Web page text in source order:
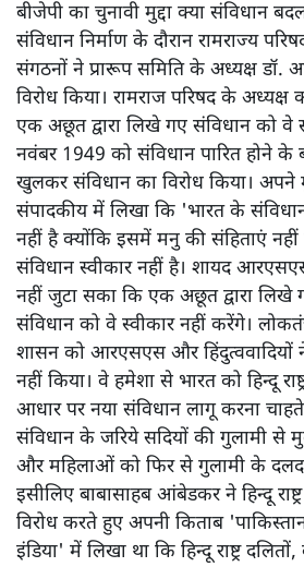
बीजेपी का चुनावी मुद्दा क्या संविधान
संविधान निर्माण के दौरान रामराज्य
संगठनों ने प्रारूप समिति के अध्यक्ष
विरोध किया। रामराज परिषद के अध्यक्ष
एक अछूत द्वारा लिखे गए संविधान को वे
नवंबर 1949 को संविधान पारित होने
खुलकर संविधान का विरोध किया।
संपादकीय में लिखा कि 'भारत के
नहीं है क्योंकि इसमें मनु की संहिताएं
संविधान स्वीकार नहीं है। शायद
नहीं जुटा सका कि एक अछूत द्वारा
संविधान को वे स्वीकार नहीं करेंगे।
शासन को आरएसएस और हिंदुत्ववादियों
नहीं किया। वे हमेशा से भारत को हिन्दू
आधार पर नया संविधान लागू करना
संविधान के जरिये सदियों की गुलामी से
और महिलाओं को फिर से गुलामी के
इसीलिए बाबासाहब आंबेडकर ने हिन्दू
विरोध करते हुए अपनी किताब
इंडिया' में लिखा था कि हिन्दू राष्ट्र